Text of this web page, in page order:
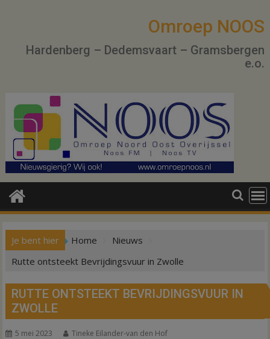
Omroep NOOS
Hardenberg – Dedemsvaart – Gramsbergen
e.o.
Je bent hier Home
Nieuws
Rutte ontsteekt Bevrijdingsvuur in Zwolle
RUTTE ONTSTEEKT BEVRIJDINGSVUUR IN
ZWOLLE
5 mei 2023 Tineke Eilander-van den Hof